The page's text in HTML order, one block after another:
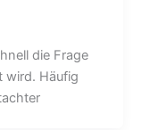
die Frage
wird. Häufig